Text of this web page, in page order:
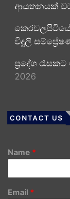
ආයතනයක්
විදුලි
ප්‍රදේශ
2026
CONTACT US
Name *
Email *